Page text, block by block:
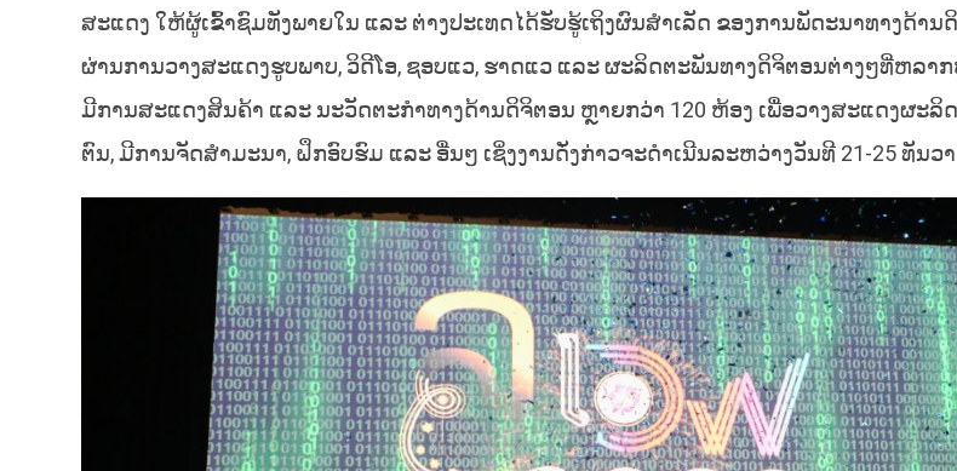
ສະແດງ ໃຫ້ຜູ້ເຂົ້າຊົມທັງພາຍໃນ ແລະ ຕ່າງປະເທດໄດ້ຮັບຮູ້ເຖິງຜົນສໍາເລັດ ຂອງການພັດະນາທາງດ້ານ
ຜ່ານການວາງສະແດງຮູບພາບ, ວິດີໂອ, ຊອບແວ, ຮາດແວ ແລະ ຜະລິດຕະພັນທາງດິຈິຕອນຕ່າງໆທີ່ຫລາ
ມີການສະແດງສິນຄ້າ ແລະ ນະວັດຕະກໍາທາງດ້ານດິຈິຕອນ ຫຼາຍກວ່າ 120 ຫ້ອງ ເພື່ອວາງສະແດງຜະລິ
ຕົນ, ມີການຈັດສໍາມະນາ, ຝຶກອົບຮົມ ແລະ ອື່ນໆ ເຊິ່ງງານດັ່ງກ່າວຈະດຳເນີນລະຫວ່າງວັນທີ 21-25 ທັນວ